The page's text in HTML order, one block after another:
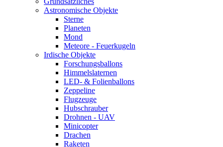
Astronomische Objekte
Sterne
Planeten
Mond
Meteore - Feuerkugeln
Irdische Objekte
Forschungsballons
Himmelslaternen
LED- & Folienballons
Zeppeline
Flugzeuge
Hubschrauber
Drohnen - UAV
Minicopter
Drachen
Raketen